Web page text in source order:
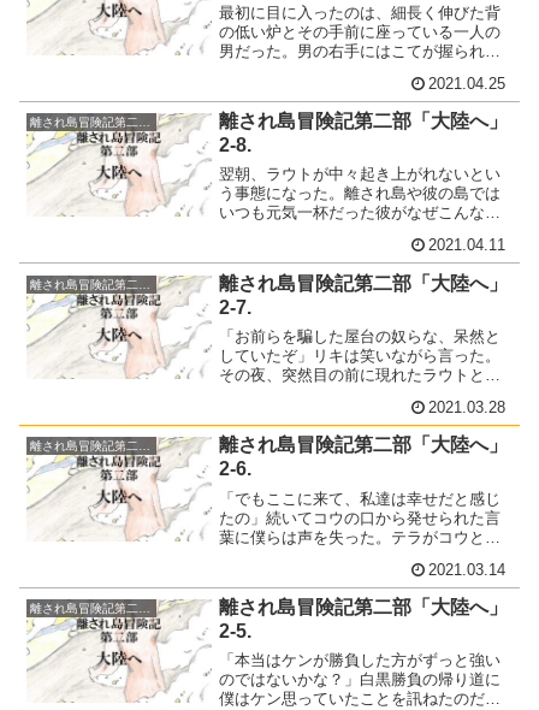
最初に目に入ったのは、細長く伸びた背
の低い炉とその手前に座っている一人の
男だった。男の右手にはこてが握られて
た。鉄塊は今、炉で熱せられている。男
の左手は炉に風を送るふいごの取手を握
っていて、ゆるやかに前後していた。
2021.04.25
離され島冒険記第二部「大陸へ」
2-8.
翌朝、ラウトが中々起き上がれないとい
う事態になった。離され島や彼の島では
いつも元気一杯だった彼がなぜこんなこ
のに星が見えないなんて」夜中、ラウト
の口からうわごとが漏れるのをケン、ソ
ウ、そして僕も耳にしていた。
2021.04.11
離され島冒険記第二部「大陸へ」
2-7.
「お前らを騙した屋台の奴らな、呆然と
していたぞ」リキは笑いながら言った。
その夜、突然目の前に現れたラウトとリ
2021.03.28
離され島冒険記第二部「大陸へ」
離され島冒険記第二部「大陸へ」
2-6.
「でもここに来て、私達は幸せだと感じ
たの」続いてコウの口から発せられた言
葉に僕らは声を失った。テラがコウとサ
2021.03.14
離され島冒険記第二部「大陸へ」
2-5.
「本当はケンが勝負した方がずっと強い
のではないかな？」白黒勝負の帰り道に
僕はケン思っていたことを訊ねたのだっ